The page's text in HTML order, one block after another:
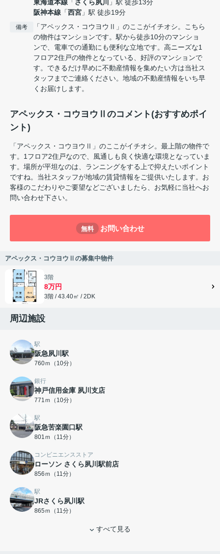
東海道本線 「さくら夙川
」駅 徒歩13分
阪神本線 「西宮 」駅 徒歩19分
備考
「アペックス・コウヨウⅡ」のここがイチオシ。こちら
の物件はマンションです。駅から徒歩10分のマンショ
ンで、電車での通勤にも便利な立地です。高ニーズな1
フロア2住戸の物件となっている、好評のマンションで
す。できるだけ早めに不動産情報を集めたい方は当社ス
タッフまでご連絡ください。地域の不動産情報をいち早
くお届けします。
アペックス・コウヨウⅡのコメント(おすすめポイ
ント)
「アペックス・コウヨウⅡ」のここがイチオシ。最上階の物件で
す。1フロア2住戸なので、風通しも良く快適な環境となっていま
す。場所が平坦なのは、ランニングをする上で抑えたいポイント
ですね。当社スタッフが地域の賃貸情報をご提供いたします。お
客様のこだわりやご要望などございましたら、お気軽に当社へお
問い合わせ下さい。
無料 お問い合わせ
アペックス・コウヨウⅡの募集中物件
3階
8万円
3階 / 43.40㎡ / 2DK
周辺施設
駅
阪急夙川駅
760ｍ（10分）
銀行
神戸信用金庫 夙川支店
771ｍ（10分）
駅
阪急苦楽園口駅
801ｍ（11分）
コンビニエンスストア
ローソン さくら夙川駅前店
856ｍ（11分）
駅
JRさくら夙川駅
865ｍ（11分）
すべて見る